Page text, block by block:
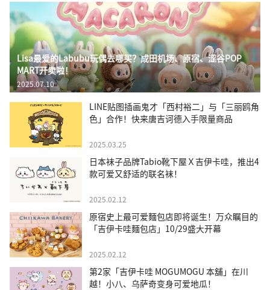
Lisa最爱的Labubu玩偶去哪买？成田机场、原宿、涩谷POP
MART开卖啦！
2025.07.10
LINE贴图插画鬼才「西村裕二」与「三丽鸥角
色」合作！快来唐吉诃德入手限量商品
2025.03.25
日本袜子品牌Tabio靴下屋Ｘ吉伊卡哇，推出4
款可爱又舒适的联名袜！
2025.02.12
原宿史上最可爱麵包店即将诞生！万众瞩目的
「吉伊卡哇麵包店」10/29盛大开幕
2025.02.12
第2家「吉伊卡哇 MOGUMOGU 本舖」在川
越！小八、乌萨奇变身可爱地瓜！